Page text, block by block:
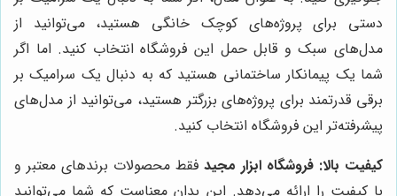
دستی برای پروژه‌های کوچک خانگی هستید، می‌توانید از
مدل‌های سبک و قابل حمل این فروشگاه انتخاب کنید. اما اگر
شما یک پیمانکار ساختمانی هستید که به دنبال یک سرامیک بر
برقی قدرتمند برای پروژه‌های بزرگتر هستید، می‌توانید از مدل‌های
پیشرفته‌تر این فروشگاه انتخاب کنید.
کیفیت بالا: فروشگاه ابزار مجید فقط محصولات برندهای معتبر و
با کیفیت را ارائه می‌دهد. این بدان معناست که شما می‌توانید